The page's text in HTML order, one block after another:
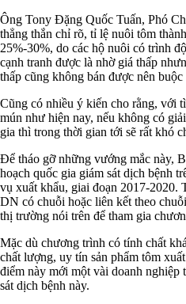
Ông Tony Đặng Quốc Tuấn, Phó
thẳng thắn chỉ rõ, tỉ lệ nuôi tôm
25%-30%, do các hộ nuôi có trình
cạnh tranh được là nhờ giá thấp
thấp cũng không bán được nên
Cũng có nhiều ý kiến cho rằng, với
mún như hiện nay, nếu không có
gia thì trong thời gian tới sẽ rất khó
Để tháo gỡ những vướng mắc này,
hoạch quốc gia giám sát dịch bệnh
vụ xuất khẩu, giai đoạn 2017-2020.
DN có chuỗi hoặc liên kết theo
thị trường nói trên để tham gia
Mặc dù chương trình có tính chất
chất lượng, uy tín sản phẩm tôm
điểm này mới một vài doanh nghiệp
sát dịch bệnh này.